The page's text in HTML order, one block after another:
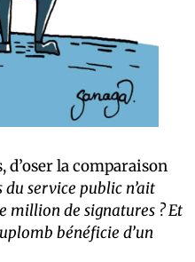
d’oser la comparaison
service public n’ait
million de signatures ? Et
bénéficie d’un